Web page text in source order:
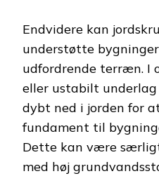
Endvidere kan
understøtte
udfordrende terræn. I
eller ustabilt underlag
dybt ned i jorden for
fundament til
Dette kan være
med høj